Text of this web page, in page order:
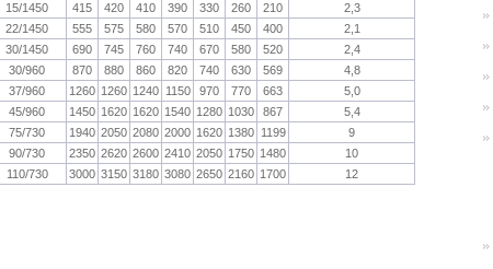
15/1450 415 420 410 390 330 260 210
2,3
22/1450 555 575 580 570 510 450 400
2,1
30/1450 690 745 760 740 670 580 520
2,4
30/960 870 880 860 820 740 630 569
4,8
37/960 1260 1260 1240 1150 970 770 663
5,0
45/960 1450 1620 1620 1540 1280 1030 867
5,4
75/730 1940 2050 2080 2000 1620 1380 1199
9
90/730 2350 2620 2600 2410 2050 1750 1480
10
110/730 3000 3150 3180 3080 2650 2160 1700 12